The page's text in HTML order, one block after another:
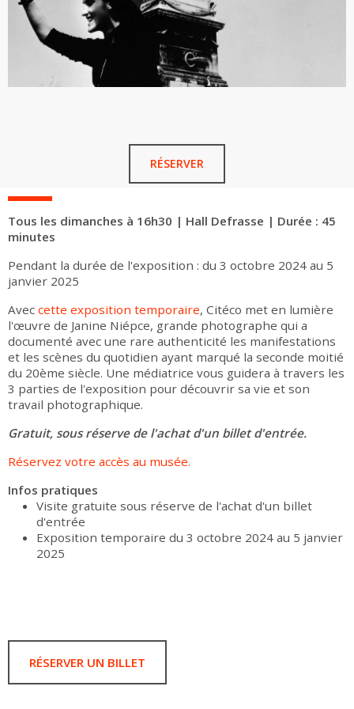
RÉSERVER
Tous les dimanches à 16h30 | Hall Defrasse | Durée : 45
minutes
Pendant la durée de l'exposition : du 3 octobre 2024 au 5
janvier 2025
Avec cette exposition temporaire, Citéco met en lumière
l'œuvre de Janine Niépce, grande photographe qui a
documenté avec une rare authenticité les manifestations
et les scènes du quotidien ayant marqué la seconde moitié
du 20ème siècle. Une médiatrice vous guidera à travers les
3 parties de l'exposition pour découvrir sa vie et son
travail photographique.
Gratuit, sous réserve de l'achat d'un billet d'entrée.
Réservez votre accès au musée.
Infos pratiques
Visite gratuite sous réserve de l'achat d'un billet
d'entrée
Exposition temporaire du 3 octobre 2024 au 5 janvier
2025
RÉSERVER UN BILLET